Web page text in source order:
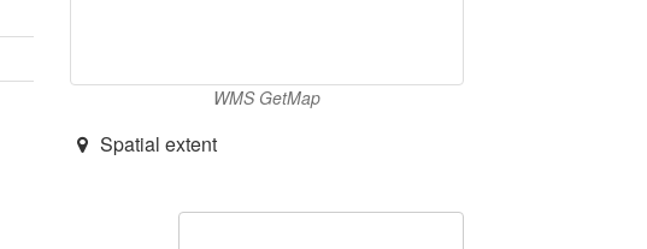
WMS GetMap
Spatial extent